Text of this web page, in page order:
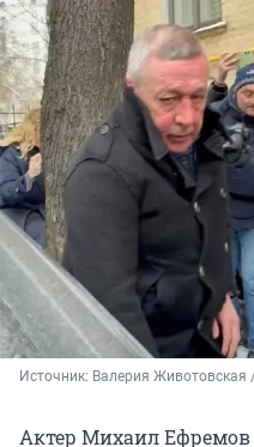
Источник: Валерия Животовская
Актер Михаил Ефремов